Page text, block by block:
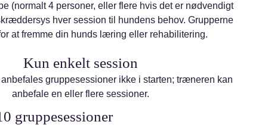
(normalt 4 personer, eller flere hvis det er nødvendigt
hver session til hundens behov. Grupperne
at fremme din hunds læring eller rehabilitering.
Kun enkelt session
gruppesessioner ikke i starten; træneren kan
anbefale en eller flere sessioner.
gruppesessioner